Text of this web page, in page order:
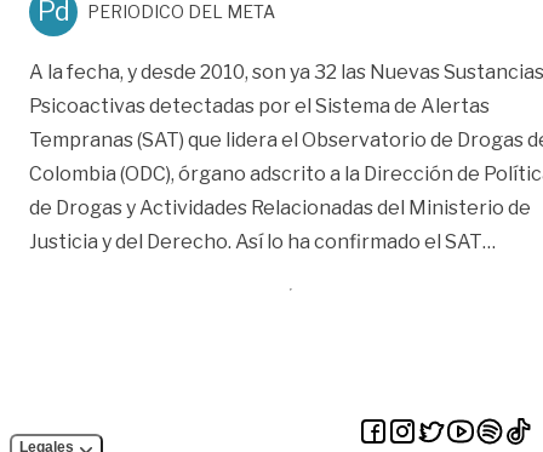
Pd PERIODICO DEL META
A la fecha, y desde 2010, son ya 32 las Nuevas Sustancias
Psicoactivas detectadas por el Sistema de Alertas
Tempranas (SAT) que lidera el Observatorio de Drogas
Colombia (ODC), órgano adscrito a la Dirección de
de Drogas y Actividades Relacionadas del Ministerio de
Justicia y del Derecho. Así lo ha confirmado el SAT…
Legales